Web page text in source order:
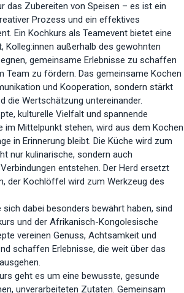
das Zubereiten von Speisen – es ist ein
Prozess und ein effektives
Ein Kochkurs als Teamevent bietet eine
Kolleg:innen außerhalb des gewohnten
gemeinsame Erlebnisse zu schaffen
Team zu fördern. Das gemeinsame Kochen
und Kooperation, sondern stärkt
die Wertschätzung untereinander.
kulturelle Vielfalt und spannende
im Mittelpunkt stehen, wird aus dem Kochen
in Erinnerung bleibt. Die Küche wird zum
nur kulinarische, sondern auch
entstehen. Der Herd ersetzt
der Kochlöffel wird zum Werkzeug des
dabei besonders bewährt haben, sind
und der Afrikanisch-Kongolesische
vereinen Genuss, Achtsamkeit und
schaffen Erlebnisse, die weit über das
geht es um eine bewusste, gesunde
unverarbeiteten Zutaten. Gemeinsam